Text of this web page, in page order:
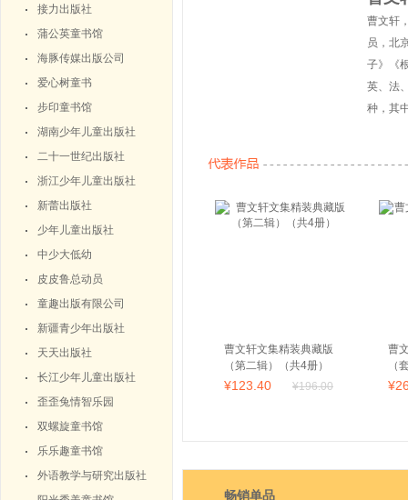
接力出版社
蒲公英童书馆
海豚传媒出版公司
爱心树童书
步印童书馆
湖南少年儿童出版社
二十一世纪出版社
浙江少年儿童出版社
新蕾出版社
少年儿童出版社
中少大低幼
皮皮鲁总动员
童趣出版有限公司
新疆青少年出版社
天天出版社
长江少年儿童出版社
歪歪兔情智乐园
双螺旋童书馆
乐乐趣童书馆
外语教学与研究出版社
曹文轩
员，北
子》《
英、法
种，其
曹文轩文集精装典藏版
（第二辑）（共4册）
¥123 .40 ¥196.00
曹
（
¥
畅销单品